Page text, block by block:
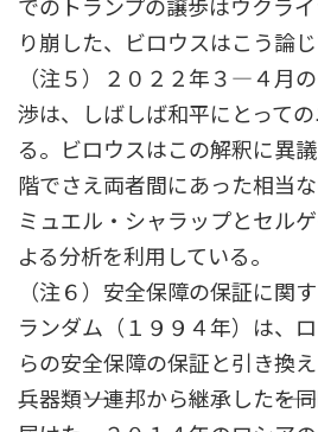
でのトランプの譲歩はウクラ
り崩した、ビロウスはこう論じ
（注５）２０２２年３―４月
渉は、しばしば和平にとって
る。ビロウスはこの解釈に異
階でさえ両者間にあった相当
ミュエル・シャラップとセル
よる分析を利用している。
（注６）安全保障の保証に関
ランダム（１９９４年）は、
らの安全保障の保証と引き換
兵器類――ソ連邦から継承した――